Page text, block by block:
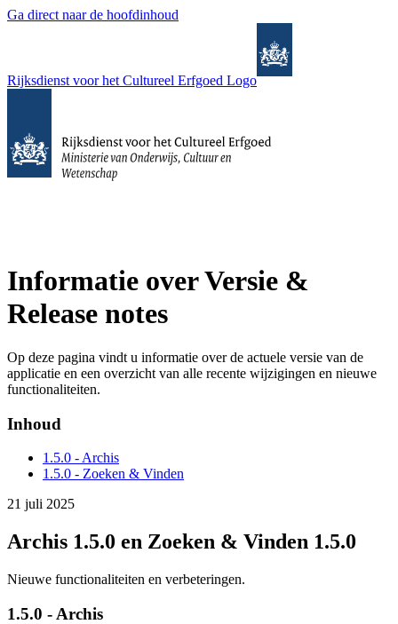
Ga direct naar de hoofdinhoud
Rijksdienst voor het Cultureel Erfgoed Logo
Informatie over Versie &
Release notes
Op deze pagina vindt u informatie over de actuele versie van de
applicatie en een overzicht van alle recente wijzigingen en nieuwe
functionaliteiten.
Inhoud
1.5.0 - Archis
1.5.0 - Zoeken & Vinden
21 juli 2025
Archis 1.5.0 en Zoeken & Vinden 1.5.0
Nieuwe functionaliteiten en verbeteringen.
1.5.0 - Archis